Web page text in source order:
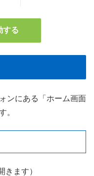
する
ンにある「ホーム画面
。
きます）